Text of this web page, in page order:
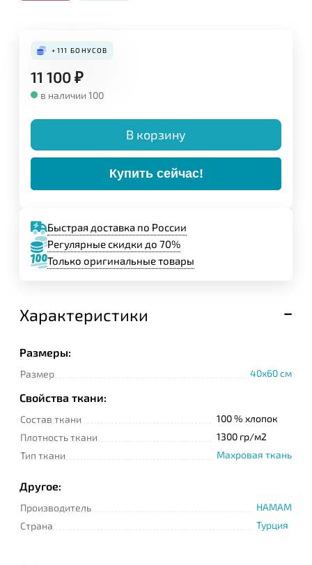
+111 БОНУСОВ
11 100₽
в наличии 100
В корзину
Купить сейчас!
Быстрая доставка по России
Регулярные скидки до 70%
Только оригинальные товары
Характеристики
Размеры:
Размер 40x60 см
Свойства ткани:
Состав ткани
100 % хлопок
Плотность ткани
1300 гр/м2
Тип ткани
Махровая ткань
Другое:
Производитель
HAMAM
Страна
Турция